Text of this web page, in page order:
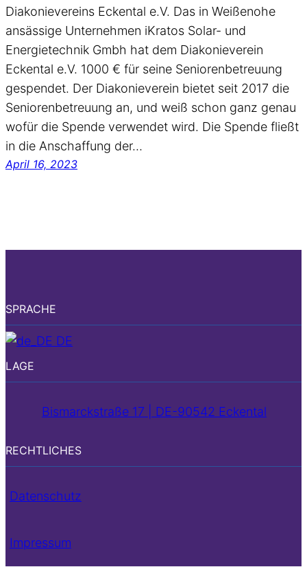
Diakonievereins Eckental e.V. Das in Weißenohe
ansässige Unternehmen iKratos Solar- und
Energietechnik Gmbh hat dem Diakonieverein
Eckental e.V. 1000 € für seine Seniorenbetreuung
gespendet. Der Diakonieverein bietet seit 2017 die
Seniorenbetreuung an, und weiß schon ganz genau
wofür die Spende verwendet wird. Die Spende fließt
in die Anschaffung der…
April 16, 2023
SPRACHE
DE
LAGE
Bismarckstraße 17 | DE-90542 Eckental
RECHTLICHES
Datenschutz
Impressum